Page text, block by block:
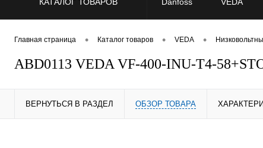
Главная страница • Каталог товаров • VEDA •
ABD0113 VEDA VF-400-INU-T4-
ВЕРНУТЬСЯ В РАЗДЕЛ ОБЗОР ТОВАРА